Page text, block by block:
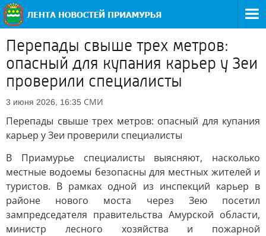
Перепады свыше трех метров:
опасный для купания карьер у Зеи
проверили специалисты
3 июня 2026, 16:35 СМИ
Перепады свыше трех метров: опасный для купания
карьер у Зеи проверили специалисты
В Приамурье специалисты выясняют, насколько
местные водоемы безопасны для местных жителей и
туристов. В рамках одной из инспекций карьер в
районе нового моста через Зею посетил
зампредседателя правительства Амурской области,
министр лесного хозяйства и пожарной